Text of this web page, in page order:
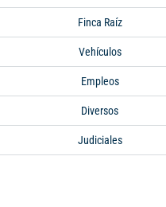
Finca Raíz
Vehículos
Empleos
Diversos
Judiciales